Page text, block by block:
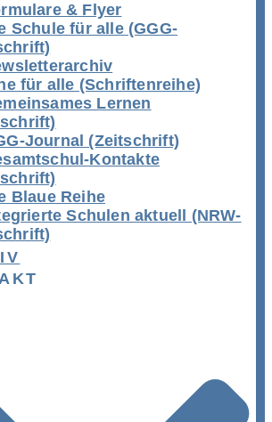
& Flyer
Schule für alle (GGG-
für alle (Schriftenreihe)
Lernen
Journal (Zeitschrift)
Kontakte
Blaue Reihe
Schulen aktuell (NRW-